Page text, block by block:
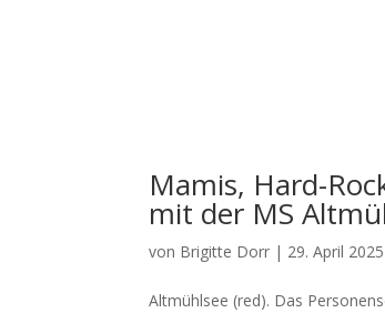
Mamis, Hard-
mit der MS
von Brigitte Dorr | 29. April 2025
Alt­mühl­see (red). Das